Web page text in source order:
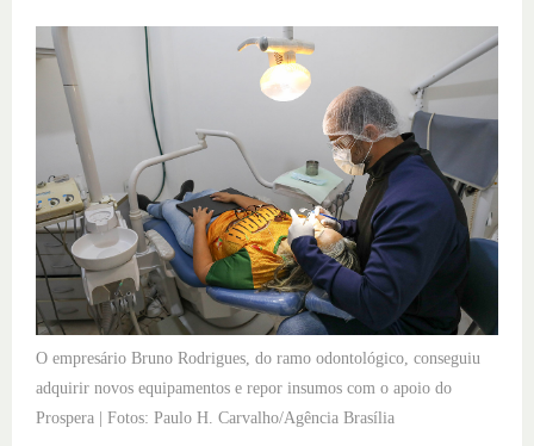
O empresário Bruno Rodrigues, do ramo odontológico, conseguiu
adquirir novos equipamentos e repor insumos com o apoio do
Prospera | Fotos: Paulo H. Carvalho/Agência Brasília